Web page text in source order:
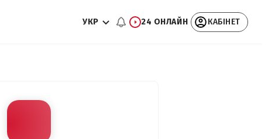
УКР 24 ОНЛАЙН КАБІНЕТ